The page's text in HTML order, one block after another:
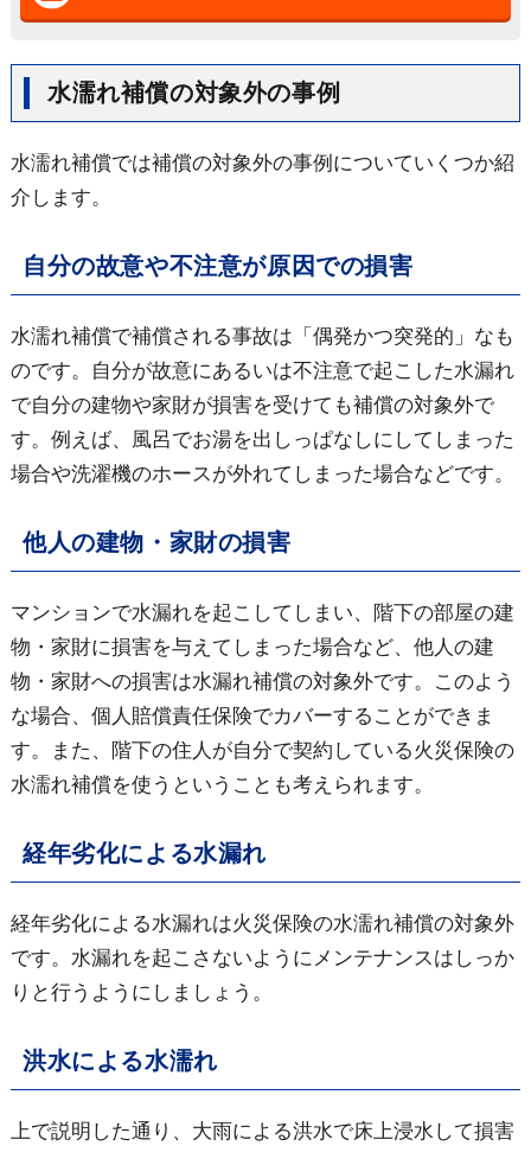
水濡れ補償の対象外の事例
水濡れ補償では補償の対象外の事例についていくつか紹
介します。
自分の故意や不注意が原因での損害
水濡れ補償で補償される事故は「偶発かつ突発的」なも
のです。自分が故意にあるいは不注意で起こした水漏れ
で自分の建物や家財が損害を受けても補償の対象外で
す。例えば、風呂でお湯を出しっぱなしにしてしまった
場合や洗濯機のホースが外れてしまった場合などです。
他人の建物・家財の損害
マンションで水漏れを起こしてしまい、階下の部屋の建
物・家財に損害を与えてしまった場合など、他人の建
物・家財への損害は水漏れ補償の対象外です。このよう
な場合、個人賠償責任保険でカバーすることができま
す。また、階下の住人が自分で契約している火災保険の
水濡れ補償を使うということも考えられます。
経年劣化による水漏れ
経年劣化による水漏れは火災保険の水濡れ補償の対象外
です。水漏れを起こさないようにメンテナンスはしっか
りと行うようにしましょう。
洪水による水濡れ
上で説明した通り、大雨による洪水で床上浸水して損害